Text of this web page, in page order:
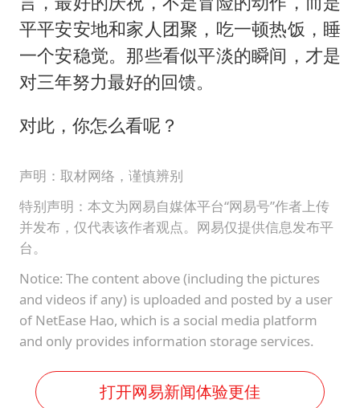
平平安安地和家人团聚，吃一顿热饭，睡
一个安稳觉。那些看似平淡的瞬间，才是
对三年努力最好的回馈。
对此，你怎么看呢？
声明：取材网络，谨慎辨别
特别声明：本文为网易自媒体平台“网易号”作者上传
并发布，仅代表该作者观点。网易仅提供信息发布平
台。
Notice: The content above (including the pictures
and videos if any) is uploaded and posted by a user
of NetEase Hao, which is a social media platform
and only provides information storage services.
打开网易新闻体验更佳